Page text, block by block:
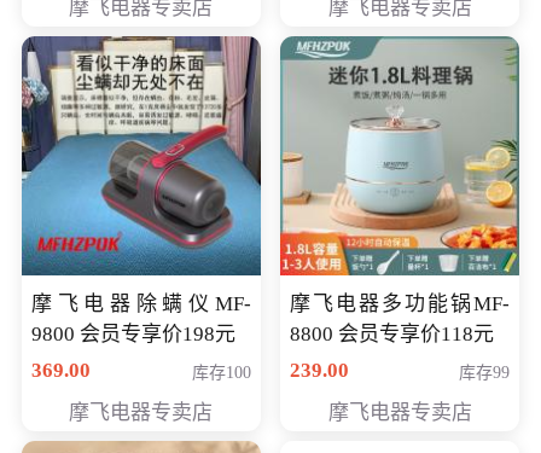
摩飞电器专卖店 摩飞电器专卖店
摩飞电器除螨仪MF-
9800 会员专享价198元
369.00
库存100
摩飞电器专卖店
摩飞电器多功能锅MF-
8800 会员专享价118元
239.00
库存99
摩飞电器专卖店